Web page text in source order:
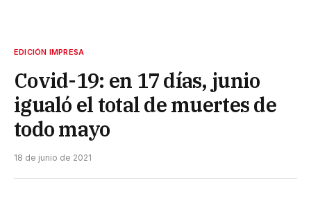
EDICIÓN IMPRESA
Covid-19: en 17 días, junio
igualó el total de muertes de
todo mayo
18 de junio de 2021